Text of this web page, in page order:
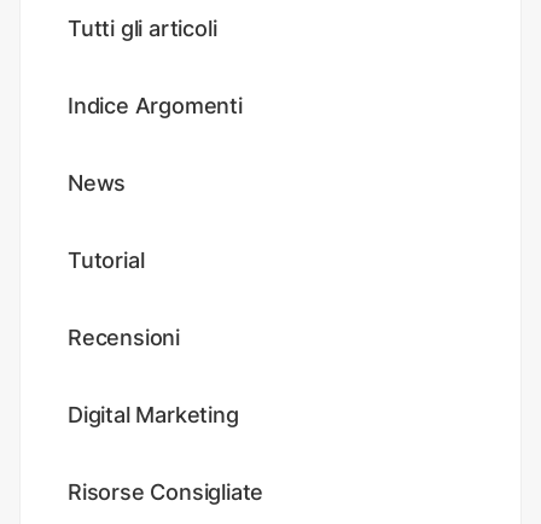
Tutti gli articoli
Indice Argomenti
News
Tutorial
Recensioni
Digital Marketing
Risorse Consigliate